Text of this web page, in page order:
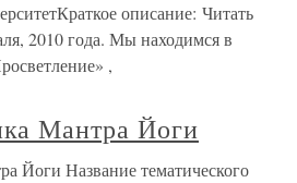
описание: Читать
2010 года. Мы находимся в
,
Мантра Йоги
Йоги Название тематического